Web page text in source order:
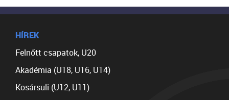
HÍREK
Felnőtt csapatok, U20
Akadémia (U18, U16, U14)
Kosársuli (U12, U11)